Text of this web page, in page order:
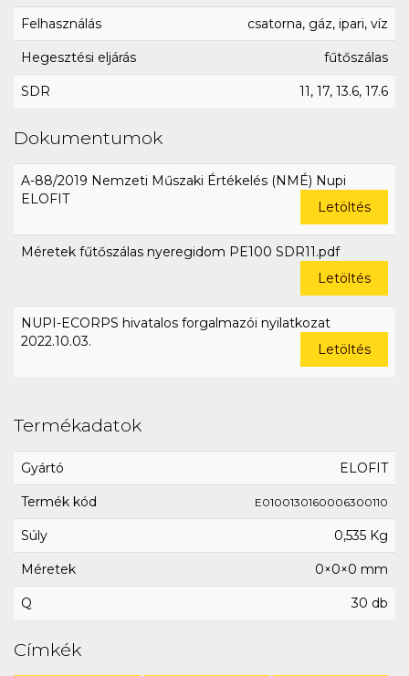
Felhasználás csatorna, gáz, ipari, víz
Hegesztési eljárás fűtőszálas
SDR 11, 17, 13.6, 17.6
Dokumentumok
A-88/2019 Nemzeti Műszaki Értékelés (NMÉ) Nupi
ELOFIT
Letöltés
Méretek fűtőszálas nyeregidom PE100 SDR11.pdf
Letöltés
NUPI-ECORPS hivatalos forgalmazói nyilatkozat
2022.10.03.
Letöltés
Termékadatok
Gyártó ELOFIT
Termék kód E0100130160006300110
Súly 0,535 Kg
Méretek 0×0×0 mm
Q 30 db
Címkék